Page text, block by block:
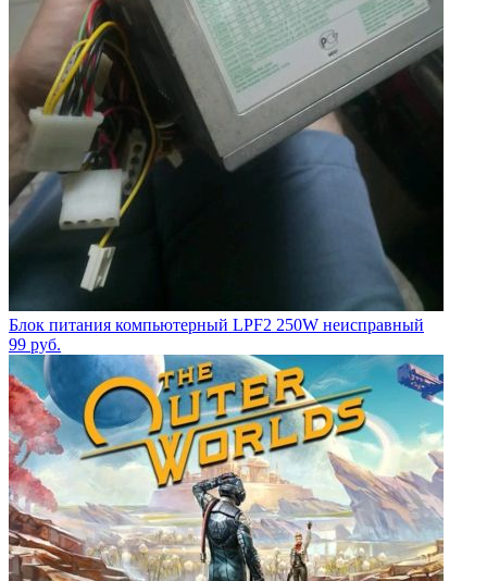
Блок питания компьютерный LPF2 250W неисправный
99 руб.